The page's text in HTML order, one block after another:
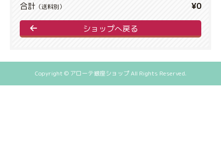
合計 （送料別） ¥0
ショップへ戻る
Copyright © アローテ銀座ショップ All Rights Reserved.